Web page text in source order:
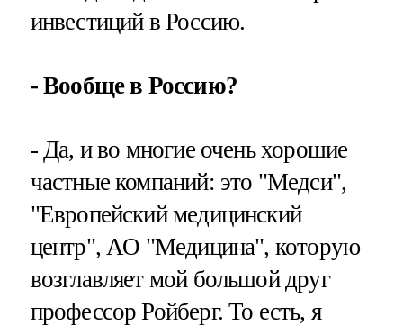
инвестиций в Россию.
- Вообще в Россию?
- Да, и во многие очень хорошие
частные компаний: это "Медси",
"Европейский медицинский
центр", АО "Медицина", которую
возглавляет мой большой друг
профессор Ройберг. То есть, я